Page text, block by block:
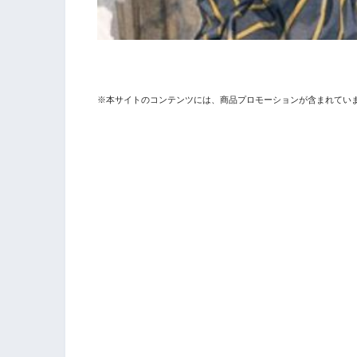
※本サイトのコンテンツには、商品プロモーションが含まれてい